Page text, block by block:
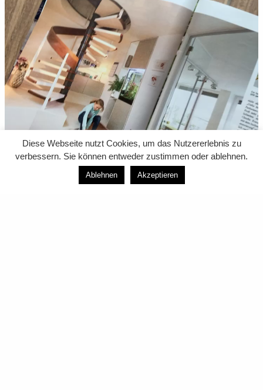
Diese Webseite nutzt Cookies, um das Nutzererlebnis zu
verbessern. Sie können entweder zustimmen oder ablehnen.
Ablehnen Akzeptieren